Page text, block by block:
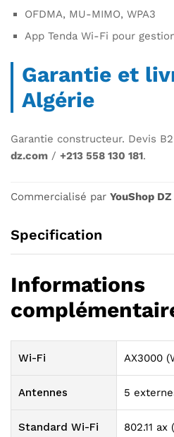
OFDMA, MU-MIMO, WPA3
App Tenda Wi-Fi pour
Garantie et
Algérie
Garantie constructeur. Devis
dz.com / +213 558 130 181.
Commercialisé par YouShop DZ
Specification
Informations
Wi-Fi AX3000
Antennes 5
Standard Wi-Fi 802.11